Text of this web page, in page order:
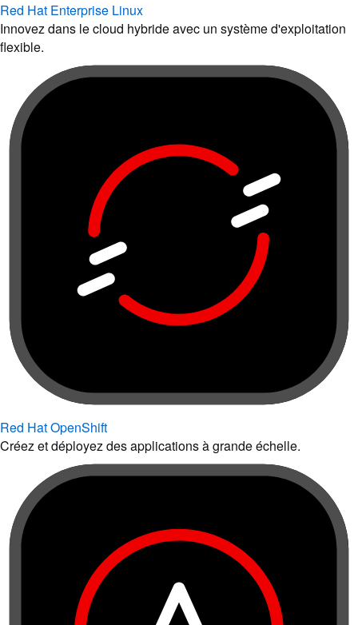
Red Hat Enterprise Linux
Innovez dans le cloud hybride avec un système d'exploitation
flexible.
Red Hat OpenShift
Créez et déployez des applications à grande échelle.